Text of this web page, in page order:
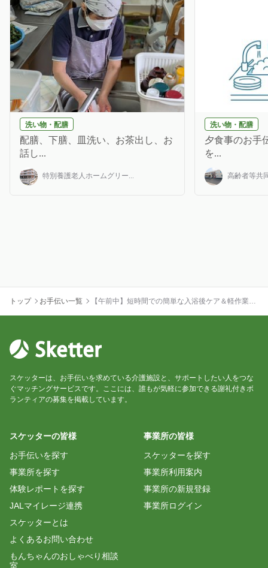
洗い物・配膳
配膳、下膳、皿洗い、お茶出し、お
話し...
特別養護老人ホームグリー...
洗い物・配膳
夕食事のお手
を...
高齢者等共
トップ お手伝い一覧
【午前中】短時間での簡単な入浴後ケア＆軽作業
スケッターは、お手伝いを求めている介護施設と、サポートしたい人をつな
ぐマッチングサービスです。ここには、誰もが気軽に参加できる謝礼付きボ
ランティアの募集を掲載しています。
スケッターの皆様
お手伝いを探す
事業所を探す
体験レポートを探す
JALマイレージ連携
スケッターとは
よくあるお問い合わせ
もんちゃんのおしゃべり相談
室
事業所の皆様
スケッターを探す
事業所利用案内
事業所の新規登録
事業所ログイン